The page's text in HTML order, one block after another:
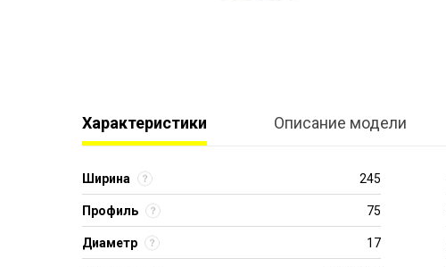
Характеристики Описание модели
Ширина 245
Профиль 75
Диаметр 17